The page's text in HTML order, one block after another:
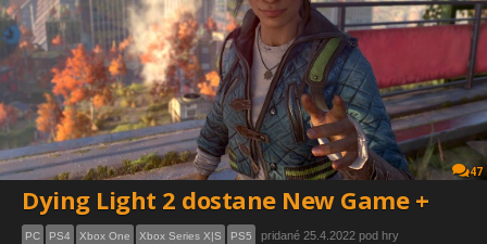
47
Dying Light 2 dostane New Game +
PC PS4 Xbox One Xbox Series X|S PS5 pridané 25.4.2022 pod hry